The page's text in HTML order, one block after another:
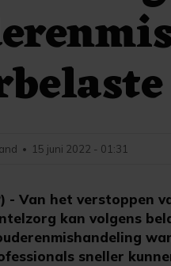
- Van het verstoppen
kan volgens
sneller
• 15 juni 2022 - 01:31